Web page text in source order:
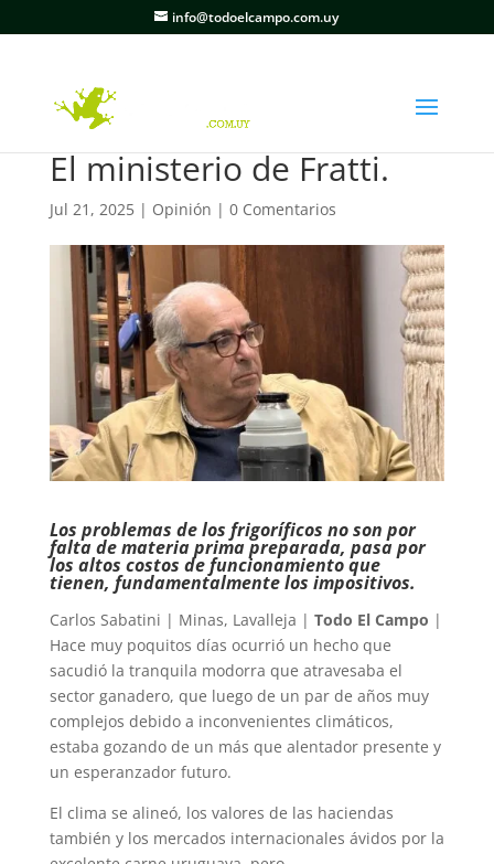
info@todoelcampo.com.uy
El ministerio de Fratti.
Jul 21, 2025| Opinión | 0 Comentarios
Los problemas de los frigoríficos no son por
falta de materia prima preparada, pasa por
los altos costos de funcionamiento que
tienen, fundamentalmente los impositivos.
Carlos Sabatini | Minas, Lavalleja | Todo El Campo |
Hace muy poquitos días ocurrió un hecho que
sacudió la tranquila modorra que atravesaba el
sector ganadero, que luego de un par de años muy
complejos debido a inconvenientes climáticos,
estaba gozando de un más que alentador presente y
un esperanzador futuro.
El clima se alineó, los valores de las haciendas
también y los mercados internacionales ávidos por la